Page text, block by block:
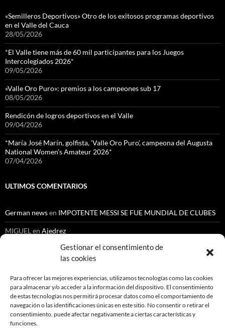
Gestionar el consentimiento de
las cookies
Para ofrecer las mejores experiencias, utilizamos tecnologías como las cookies
para almacenar y/o acceder a la información del dispositivo. El consentimiento
de estas tecnologías nos permitirá procesar datos como el comportamiento de
navegación o las identificaciones únicas en este sitio. No consentir o retirar el
consentimiento, puede afectar negativamente a ciertas características y
funciones.
«Semilleros Deportivos» Otro de los exitosos programas deportivos
en el Valle del Cauca
28/05/2026
*El Valle tiene más de 60 mil participantes para los Juegos
Intercolegiados 2026*
09/05/2026
«Valle Oro Puro»: premios a los campeones sub 17
08/05/2026
Rendicón de logros deportivos en el Valle
09/04/2026
*María José Marín, golfista, ‘Valle Oro Puro’, campeona del Augusta
National Women’s Amateur 2026*
07/04/2026
ULTIMOS COMENTARIOS
German newsen IMPOTENTE MESSI SE FUE MUNDIAL DE CLUBES
MIGUEL en Ajedrez
Cenoide Lopez ChantreenNUEVO ESCANDALO EN LA ESCUELA
NACIONAL DEL DEPORTE
Orlando GutiérrezenAutomovilismo
Gustavo Medina MedinaenAjedrez